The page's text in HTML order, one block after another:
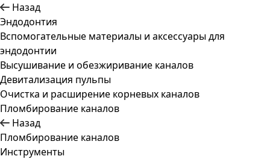
Назад
Эндодонтия
Вспомогательные материалы и аксессуары для
эндодонтии
Высушивание и обезжиривание каналов
Девитализация пульпы
Очистка и расширение корневых каналов
Пломбирование каналов
Назад
Пломбирование каналов
Инструменты